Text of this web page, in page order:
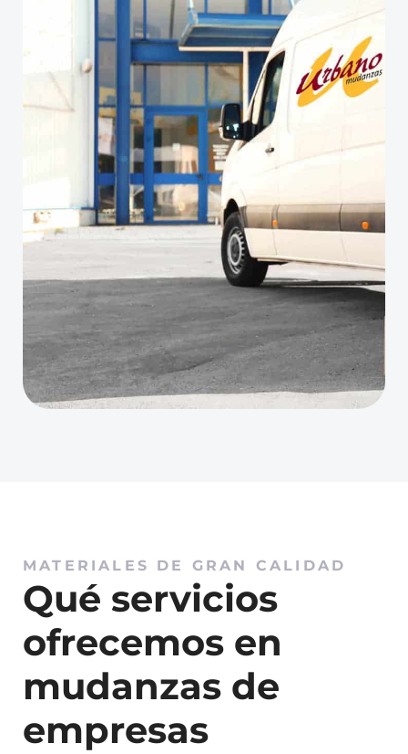
MATERIALES DE GRAN CALIDAD
Qué servicios
ofrecemos en
mudanzas de
empresas